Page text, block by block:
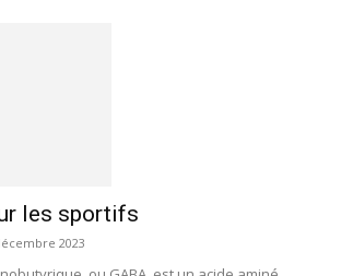
les sportifs
2023